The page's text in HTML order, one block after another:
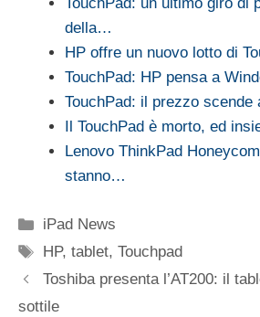
della…
HP offre un nuovo lotto di
TouchPad: HP pensa a
TouchPad: il prezzo scende
Il TouchPad è morto, ed
Lenovo ThinkPad
stanno…
Categorie
iPad News
Tag
HP,tablet,Touchpad
Toshiba presenta l’AT200: il
sottile